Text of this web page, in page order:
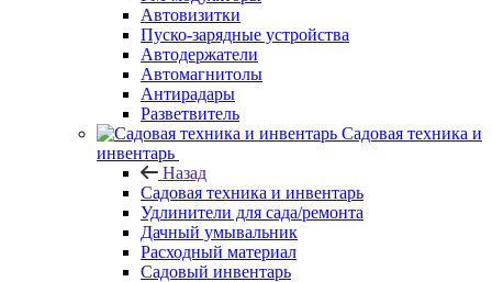
Автовизитки
Пуско-зарядные устройства
Автодержатели
Автомагнитолы
Антирадары
Разветвитель
Садовая техника и
инвентарь
Назад
Садовая техника и инвентарь
Удлинители для сада/ремонта
Дачный умывальник
Расходный материал
Садовый инвентарь